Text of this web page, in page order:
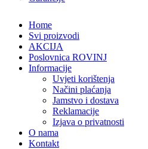
Home
Svi proizvodi
AKCIJA
Poslovnica ROVINJ
Informacije
Uvjeti korištenja
Načini plaćanja
Jamstvo i dostava
Reklamacije
Izjava o privatnosti
O nama
Kontakt